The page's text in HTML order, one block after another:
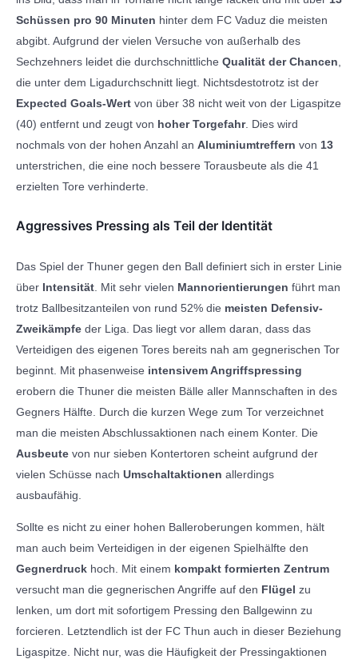
Schüssen pro 90 Minuten hinter dem FC Vaduz die meisten
abgibt. Aufgrund der vielen Versuche von außerhalb des
Sechzehners leidet die durchschnittliche Qualität der Chancen
die unter dem Ligadurchschnitt liegt. Nichtsdestotrotz ist der
Expected Goals-Wert von über 38 nicht weit von der Ligaspitze
(40) entfernt und zeugt von hoher Torgefahr. Dies wird
nochmals von der hohen Anzahl an Aluminiumtreffern von 13
unterstrichen, die eine noch bessere Torausbeute als die 41
erzielten Tore verhinderte.
Aggressives Pressing als Teil der Identität
Das Spiel der Thuner gegen den Ball definiert sich in erster Linie
über Intensität . Mit sehr vielen Mannorientierungen führt man
trotz Ballbesitzanteilen von rund 52% die meisten Defensiv-
Zweikämpfe der Liga. Das liegt vor allem daran, dass das
Verteidigen des eigenen Tores bereits nah am gegnerischen Tor
beginnt. Mit phasenweise intensivem Angriffspressing
erobern die Thuner die meisten Bälle aller Mannschaften in des
Gegners Hälfte. Durch die kurzen Wege zum Tor verzeichnet
man die meisten Abschlussaktionen nach einem Konter. Die
Ausbeute von nur sieben Kontertoren scheint aufgrund der
vielen Schüsse nach Umschaltaktionen allerdings
ausbaufähig.
Sollte es nicht zu einer hohen Balleroberungen kommen, hält
man auch beim Verteidigen in der eigenen Spielhälfte den
Gegnerdruck hoch. Mit einem kompakt formierten Zentrum
versucht man die gegnerischen Angriffe auf den Flügel zu
lenken, um dort mit sofortigem Pressing den Ballgewinn zu
forcieren. Letztendlich ist der FC Thun auch in dieser Beziehung
Ligaspitze. Nicht nur, was die Häufigkeit der Pressingaktionen